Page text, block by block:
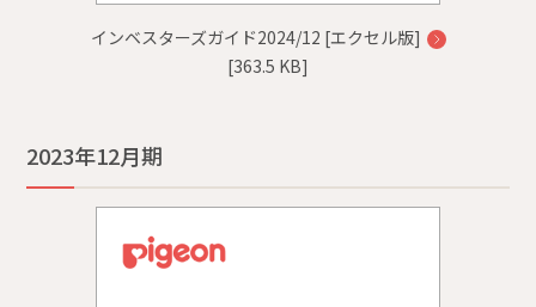
インベスターズガイド2024/12 [エクセル版]
[363.5 KB]
2023年12月期